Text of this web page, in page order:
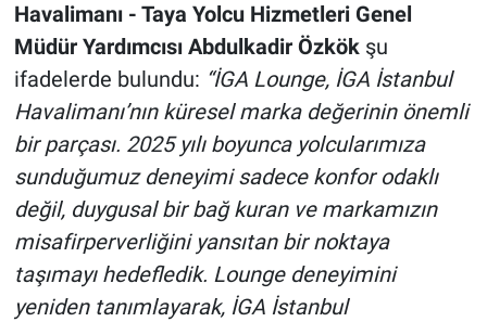
Havalimanı - Taya Yolcu Hizmetleri Genel
Müdür Yardımcısı Abdulkadir Özkök şu
ifadelerde bulundu: “İGA Lounge, İGA İstanbul
Havalimanı’nın küresel marka değerinin önemli
bir parçası. 2025 yılı boyunca yolcularımıza
sunduğumuz deneyimi sadece konfor odaklı
değil, duygusal bir bağ kuran ve markamızın
misafirperverliğini yansıtan bir noktaya
taşımayı hedefledik. Lounge deneyimini
yeniden tanımlayarak, İGA İstanbul